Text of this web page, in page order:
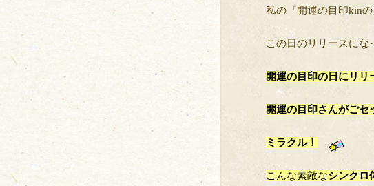
私の『開運の目印kin
この日のリリースにな
開運の目印の日にリリ
開運の目印さんがごセ
ミラクル！
こんな素敵なシンクロ